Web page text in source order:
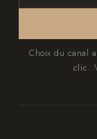
Choix du canal
clic.